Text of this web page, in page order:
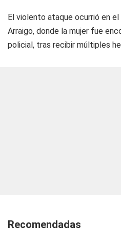
El violento ataque ocurrió en
Arraigo, donde la mujer fue
policial, tras recibir múltiples
Recomendadas